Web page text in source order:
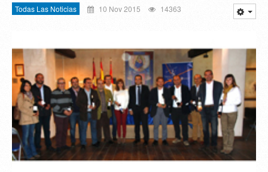
Todas Las Noticias 10 Nov 2015 14363